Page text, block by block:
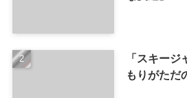
「スキー
もりがただ